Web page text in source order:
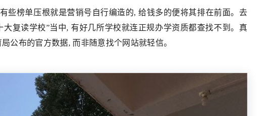
些榜单压根就是营销号自行编造的, 给钱多的便将其排在前面。去
复读学校”当中, 有好几所学校就连正规办学资质都查找不到。真
公布的官方数据, 而非随意找个网站就轻信。